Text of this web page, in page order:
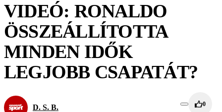
VIDEÓ: RONALDO
ÖSSZEÁLLÍTOTTA
MINDEN IDŐK
LEGJOBB CSAPATÁT?
D. S. B. 0